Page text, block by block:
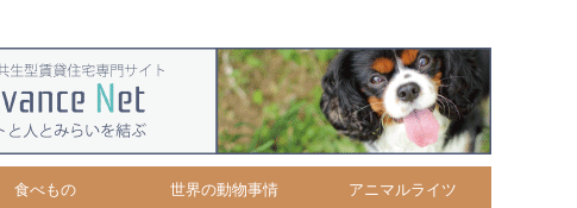
食べもの 世界の動物事情 アニマルライツ